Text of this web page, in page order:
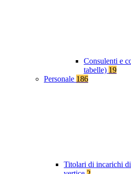
Consulenti e
tabelle) 19
Personale 186
Titolari di incarichi